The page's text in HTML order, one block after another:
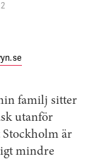
familj sitter
utanför
är
mindre